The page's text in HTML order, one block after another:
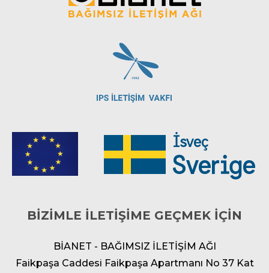
BİZİMLE İLETİŞİME GEÇMEK İÇİN
BİANET - BAĞIMSIZ İLETİŞİM AĞI
Faikpaşa Caddesi Faikpaşa Apartmanı No 37 Kat